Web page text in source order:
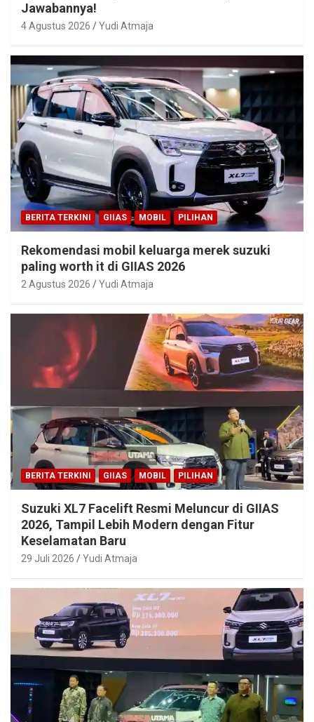
Jawabannya!
4 Agustus 2026 Yudi Atmaja
BERITA TERKINI GIIAS MOBIL PILIHAN
Rekomendasi mobil keluarga merek suzuki
paling worth it di GIIAS 2026
2 Agustus 2026 Yudi Atmaja
BERITA TERKINI GIIAS MOBIL PILIHAN
Suzuki XL7 Facelift Resmi Meluncur di GIIAS
2026, Tampil Lebih Modern dengan Fitur
Keselamatan Baru
29 Juli 2026 Yudi Atmaja